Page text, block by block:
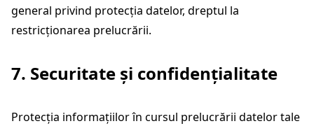
general privind protecția datelor, dreptul la
restricționarea prelucrării.
7. Securitate și confidențialitate
Protecția informațiilor în cursul prelucrării datelor tale